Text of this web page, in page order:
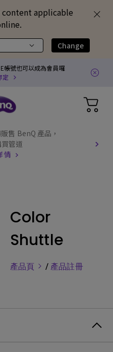
content applicable
Change
帳號也可以成為會員囉
定
售 BenQ 產品，
管道
情
Color
Shuttle
產品頁 / 產品註冊